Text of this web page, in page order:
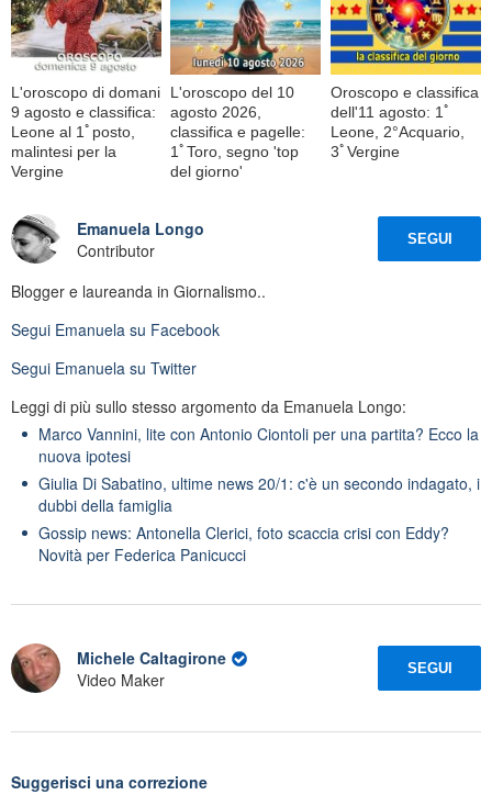
L'oroscopo di domani
9 agosto e classifica:
Leone al 1ﾟposto,
malintesi per la
Vergine
L'oroscopo del 10
agosto 2026,
classifica e pagelle:
1ﾟToro, segno 'top
del giorno'
Oroscopo e classifica
dell'11 agosto: 1ﾟ
Leone, 2°Acquario,
3ﾟVergine
Emanuela Longo
Contributor
SEGUI
Blogger e laureanda in Giornalismo..
Segui Emanuela su Facebook
Segui Emanuela su Twitter
Leggi di più sullo stesso argomento da Emanuela Longo:
Marco Vannini, lite con Antonio Ciontoli per una partita? Ecco la
nuova ipotesi
Giulia Di Sabatino, ultime news 20/1: c'è un secondo indagato, i
dubbi della famiglia
Gossip news: Antonella Clerici, foto scaccia crisi con Eddy?
Novità per Federica Panicucci
Michele Caltagirone
Video Maker
SEGUI
Suggerisci una correzione